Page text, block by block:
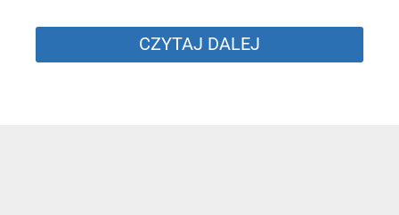
CZYTAJ DALEJ